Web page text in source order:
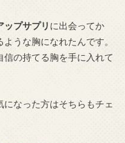
ップサプリ に出会ってか
うな胸になれたんです。
の持てる胸を手に入れて
なった方はそちらもチェ